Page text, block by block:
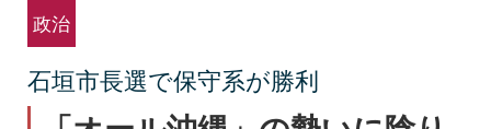
政治
石垣市長選で保守系が勝利